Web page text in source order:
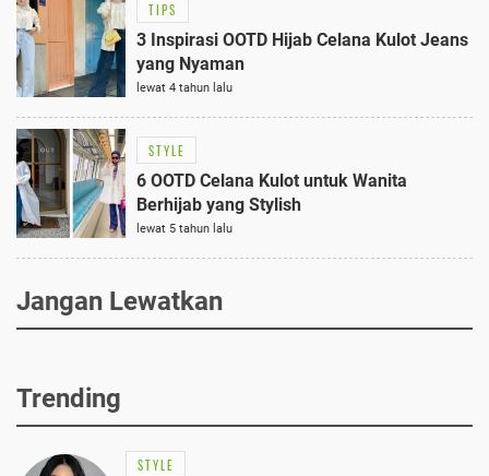
TIPS
3 Inspirasi OOTD Hijab Celana Kulot Jeans
yang Nyaman
lewat 4 tahun lalu
STYLE
6 OOTD Celana Kulot untuk Wanita
Berhijab yang Stylish
lewat 5 tahun lalu
Jangan Lewatkan
Trending
STYLE